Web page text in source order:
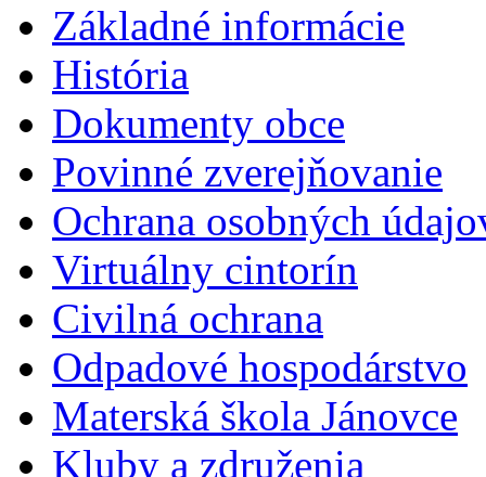
Základné informácie
História
Dokumenty obce
Povinné zverejňovanie
Ochrana osobných
Virtuálny cintorín
Civilná ochrana
Odpadové hospodárstvo
Materská škola Jánovce
Kluby a združenia